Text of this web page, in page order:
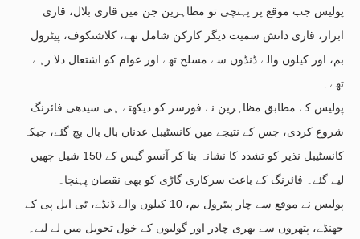
پولیس جب موقع پر پہنچی تو مظاہرین جن میں قاری بلال، قاری
ابرار، قاری دانش سمیت دیگر کارکن شامل تھے، کلاشنکوف، پیٹرول
بم، اور کیلوں والے ڈنڈوں سے مسلح تھے اور عوام کو اشتعال دلا رہے
تھے۔
پولیس کے مطابق مظاہرین نے فورسز کو دیکھتے ہی سیدھی فائرنگ
شروع کردی، جس کے نتیجے میں کانسٹیبل عدنان بال بال بچ گئے، جبکہ
کانسٹیبل نذیر کو تشدد کا نشانہ بنا کر آنسو گیس کے 150 شیل چھین
لیے گئے۔ فائرنگ کے باعث سرکاری گاڑی کو بھی نقصان پہنچا۔
پولیس نے موقع سے چار پیٹرول بم، 10 کیلوں والے ڈنڈے، ٹی ایل پی کے
جھنڈے، پتھروں سے بھری چادر اور گولیوں کے خول تحویل میں لے لیے۔